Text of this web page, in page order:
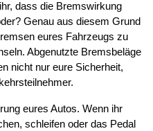
dass die Bremswirkung
Genau aus diesem Grund
eures Fahrzeugs zu
Abgenutzte Bremsbeläge
nicht nur eure Sicherheit,
eures Autos. Wenn ihr
schleifen oder das Pedal